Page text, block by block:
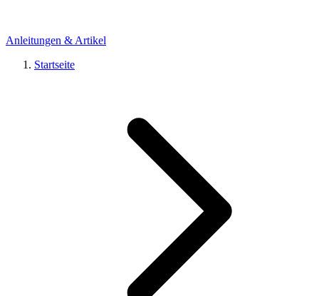
Anleitungen & Artikel
Startseite